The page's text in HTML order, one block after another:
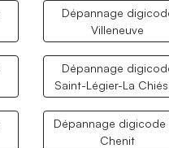
Dépannage
Villeneuve
Dépannage
Saint-Légier-La
Dépannage digicode
Chenit